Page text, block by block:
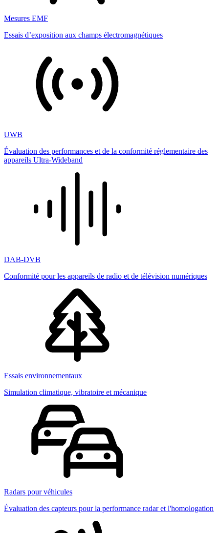
Mesures EMF
Essais d’exposition aux champs électromagnétiques
UWB
Évaluation des performances et de la conformité réglementaire des
appareils Ultra-Wideband
DAB-DVB
Conformité pour les appareils de radio et de télévision numériques
Essais environnementaux
Simulation climatique, vibratoire et mécanique
Radars pour véhicules
Évaluation des capteurs pour la performance radar et l'homologation